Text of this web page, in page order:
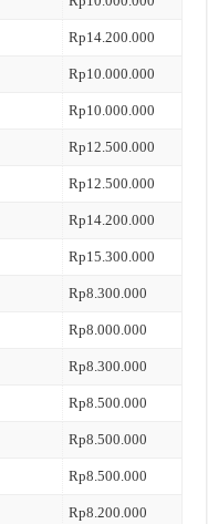
Rp14.200.000
Rp10.000.000
Rp10.000.000
Rp12.500.000
Rp12.500.000
Rp14.200.000
Rp15.300.000
Rp8.300.000
Rp8.000.000
Rp8.300.000
Rp8.500.000
Rp8.500.000
Rp8.500.000
Rp8.200.000